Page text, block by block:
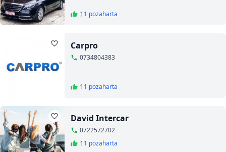
1 1 pozaharta
Carpro
0734804383
1 1 pozaharta
David Intercar
0722572702
1 1 pozaharta